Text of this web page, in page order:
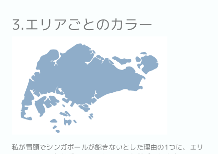
3.エリアごとのカラー
私が冒頭でシンガポールが飽きないとした理由の1つに、エリ